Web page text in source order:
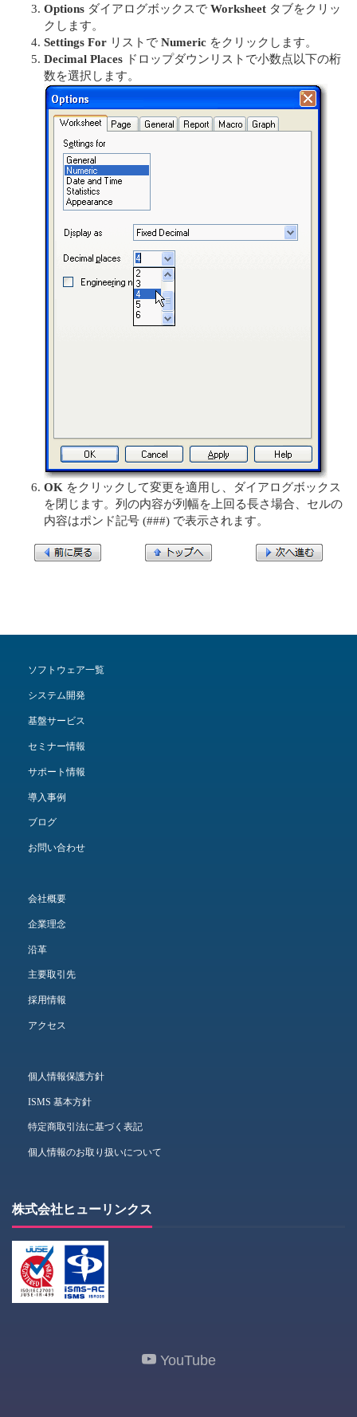
Options ダイアログボックスで Worksheet タブをクリッ
クします。
Settings For リストで Numeric をクリックします。
Decimal Places ドロップダウンリストで小数点以下の桁
数を選択します。
OK をクリックして変更を適用し、ダイアログボックス
を閉じます。列の内容が列幅を上回る長さ場合、セルの
内容はポンド記号 (###) で表示されます。
ソフトウェア一覧
システム開発
基盤サービス
セミナー情報
サポート情報
導入事例
ブログ
お問い合わせ
会社概要
企業理念
沿革
主要取引先
採用情報
アクセス
個人情報保護方針
ISMS 基本方針
特定商取引法に基づく表記
個人情報のお取り扱いについて
株式会社ヒューリンクス
YouTube